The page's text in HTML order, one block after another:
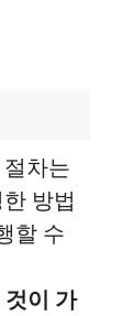
차는
방법
할 수
이 가